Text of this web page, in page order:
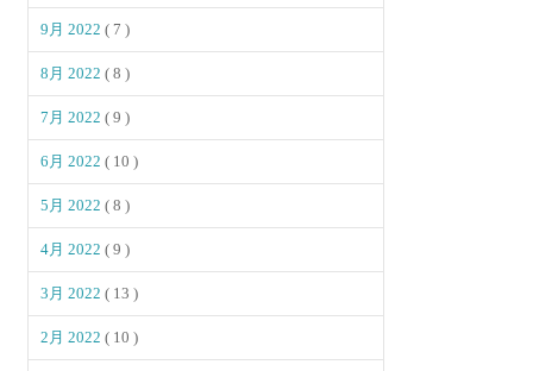
9月 2022( 7 )
8月 2022( 8 )
7月 2022( 9 )
6月 2022( 10 )
5月 2022( 8 )
4月 2022( 9 )
3月 2022( 13 )
2月 2022( 10 )